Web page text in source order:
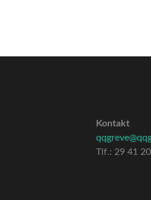
Kontakt
Tlf.: 29 41